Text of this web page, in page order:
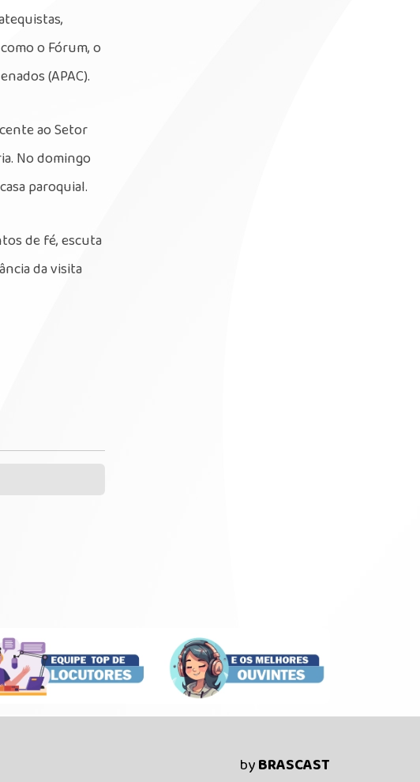
o Fórum, o
(APAC).
ao Setor
No domingo
paroquial.
de fé, escuta
da visita
byBRASCAST